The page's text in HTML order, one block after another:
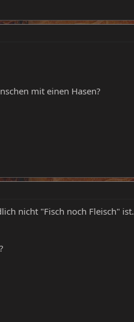
mit einen Hasen?
nicht "Fisch noch Fleisch" ist.